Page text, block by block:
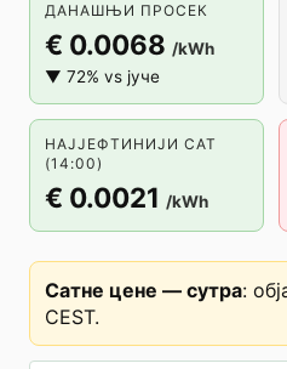
ДАНАШЊИ ПРОСЕК
€ 0.0068 /kWh
▼ 72% vs јуче
НАЈЈЕФТИНИЈИ САТ
(14:00)
€ 0.0021 /kWh
Сатне цене — сутра:
CEST.